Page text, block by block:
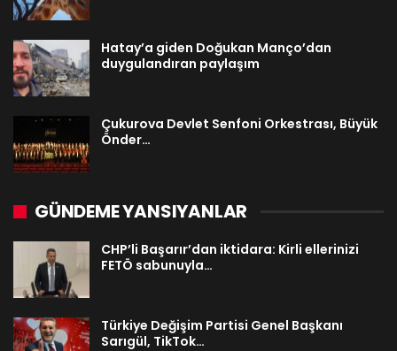
Hatay’a giden Doğukan Manço’dan
duygulandıran paylaşım
Çukurova Devlet Senfoni Orkestrası, Büyük
Önder…
GÜNDEME YANSIYANLAR
CHP’li Başarır’dan iktidara: Kirli ellerinizi
FETÖ sabunuyla…
Türkiye Değişim Partisi Genel Başkanı
Sarıgül, TikTok…